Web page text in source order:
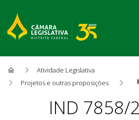
Atividade Legislativa
Projetos e outras proposições
ProposiçãoIND 7858/